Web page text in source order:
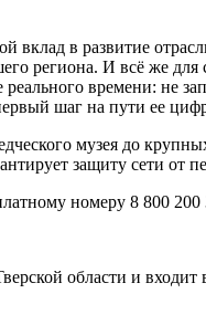
вклад в развитие
региона. И всё же
времени: не
шаг на пути ее
музея до
защиту сети от
номеру 8 800 200
области и